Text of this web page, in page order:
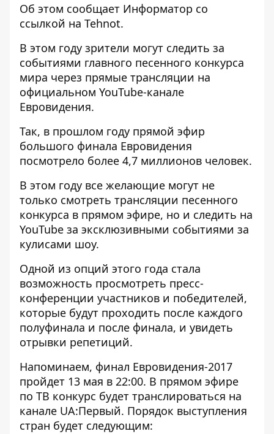
Об этом сообщает Информатор со
ссылкой на Tehnot.
В этом году зрители могут следить за
событиями главного песенного конкурса
мира через прямые трансляции на
официальном YouTube-канале
Евровидения.
Так, в прошлом году прямой эфир
большого финала Евровидения
посмотрело более 4,7 миллионов человек.
В этом году все желающие могут не
только смотреть трансляции песенного
конкурса в прямом эфире, но и следить на
YouTube за эксклюзивными событиями за
кулисами шоу.
Одной из опций этого года стала
возможность просмотреть пресс-
конференции участников и победителей,
которые будут проходить после каждого
полуфинала и после финала, и увидеть
отрывки репетиций.
Напоминаем, финал Евровидения-2017
пройдет 13 мая в 22:00. В прямом эфире
по ТВ конкурс будет транслироваться на
канале UA:Первый. Порядок выступления
стран будет следующим: